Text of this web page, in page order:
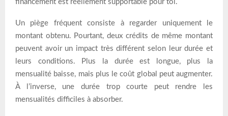
financement est réellement supportable pour toi.
Un piège fréquent consiste à regarder uniquement le
montant obtenu. Pourtant, deux crédits de même montant
peuvent avoir un impact très différent selon leur durée et
leurs conditions. Plus la durée est longue, plus la
mensualité baisse, mais plus le coût global peut augmenter.
À l’inverse, une durée trop courte peut rendre les
mensualités difficiles à absorber.